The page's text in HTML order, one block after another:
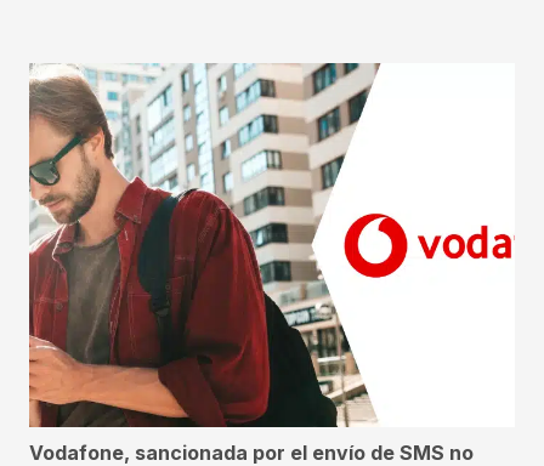
Vodafone, sancionada por el envío de SMS no